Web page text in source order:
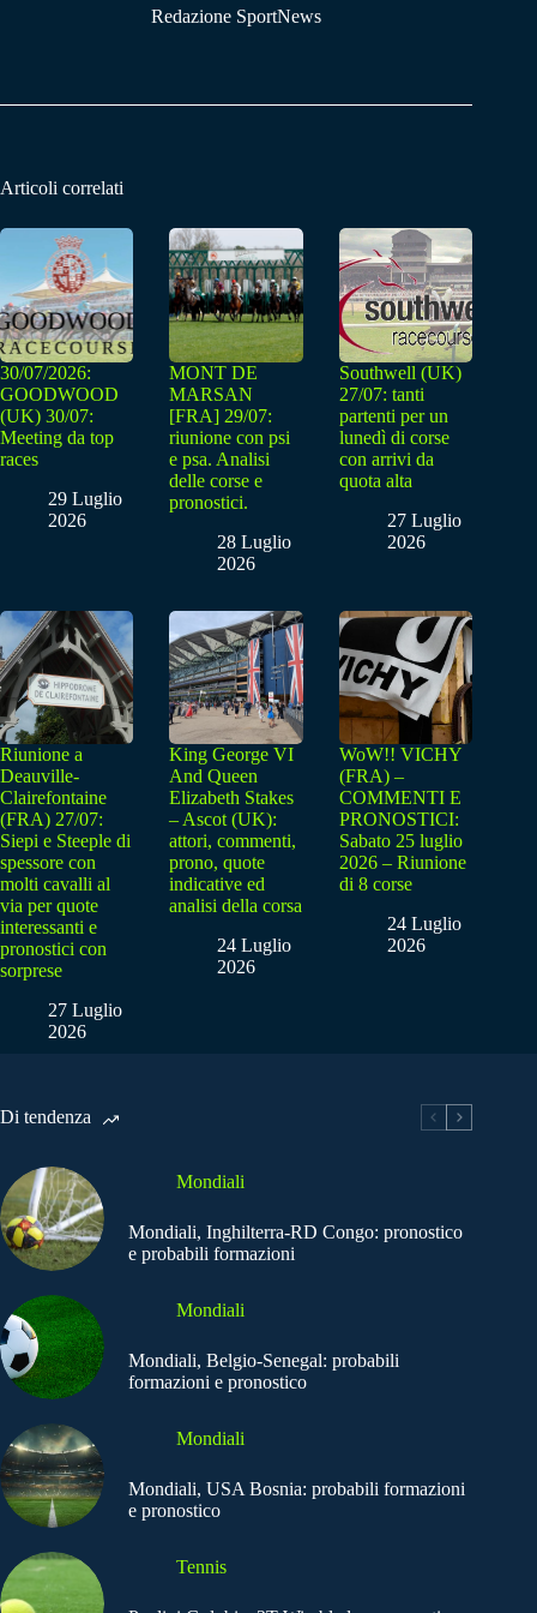
Redazione SportNews
Articoli correlati
30/07/2026:
GOODWOOD
(UK) 30/07:
Meeting da top
races
29 Luglio
2026
MONT DE
MARSAN
[FRA] 29/07:
riunione con psi
e psa. Analisi
delle corse e
pronostici.
28 Luglio
2026
Southwell (UK)
27/07: tanti
partenti per un
lunedì di corse
con arrivi da
quota alta
27 Luglio
2026
Riunione a
Deauville-
Clairefontaine
(FRA) 27/07:
Siepi e Steeple di
spessore con
molti cavalli al
via per quote
interessanti e
pronostici con
sorprese
27 Luglio
2026
King George VI
And Queen
Elizabeth Stakes
– Ascot (UK):
attori, commenti,
prono, quote
indicative ed
analisi della corsa
24 Luglio
2026
WoW!! VICHY
(FRA) –
COMMENTI E
PRONOSTICI:
Sabato 25 luglio
2026 – Riunione
di 8 corse
24 Luglio
2026
Di tendenza
Mondiali
Mondiali, Inghilterra-RD Congo: pronostico
e probabili formazioni
Mondiali
Mondiali, Belgio-Senegal: probabili
formazioni e pronostico
Mondiali
Mondiali, USA Bosnia: probabili formazioni
e pronostico
Tennis